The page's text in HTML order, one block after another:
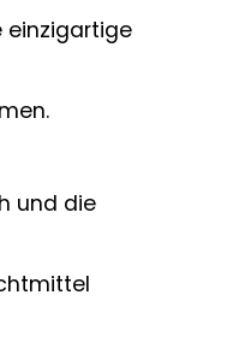
einzigartige
und die